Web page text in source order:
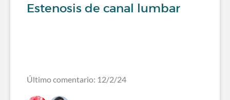
Estenosis de canal lumbar
Último comentario: 12/2/24